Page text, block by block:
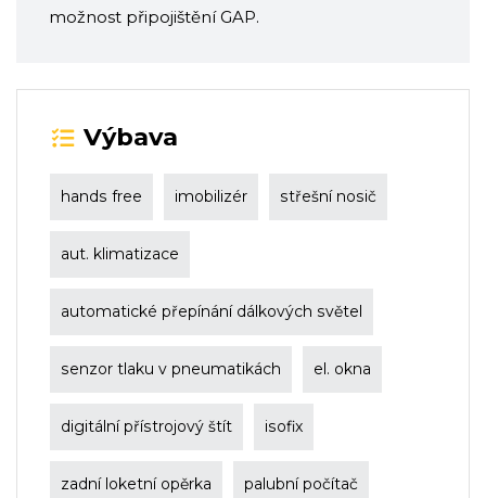
možnost připojištění GAP.
Výbava
hands free imobilizér střešní nosič
aut. klimatizace
automatické přepínání dálkových světel
senzor tlaku v pneumatikách el. okna
digitální přístrojový štít isofix
zadní loketní opěrka palubní počítač